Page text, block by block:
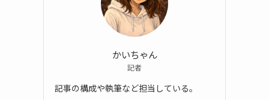
かいちゃん
記者
記事の構成や執筆など担当している。